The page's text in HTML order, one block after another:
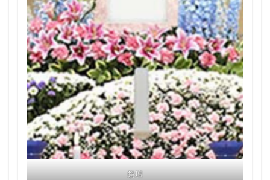
祭壇